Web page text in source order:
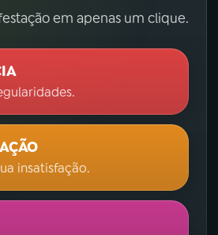
em apenas um clique.
insatisfação.